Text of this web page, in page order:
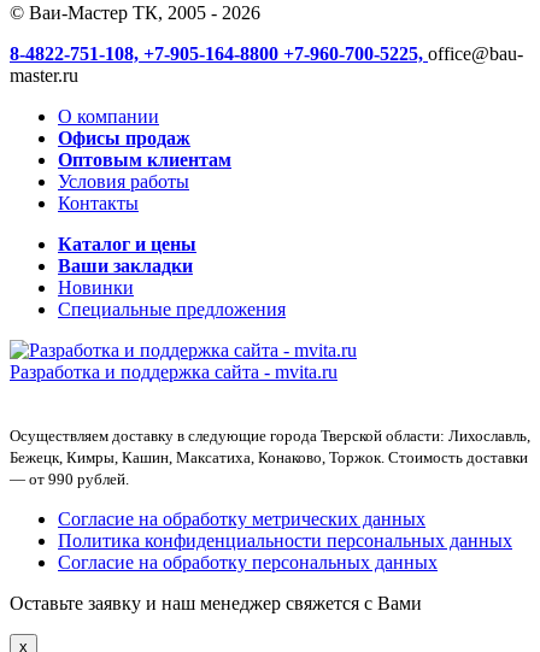
© Ваи-Мастер ТК, 2005 - 2026
8-4822-751-108, +7-905-164-8800 +7-960-700-5225, office@bau-
master.ru
О компании
Офисы продаж
Оптовым клиентам
Условия работы
Контакты
Каталог и цены
Ваши закладки
Новинки
Специальные предложения
Разработка и поддержка сайта - mvita.ru
Осуществляем доставку в следующие города Тверской области: Лихославль,
Бежецк, Кимры, Кашин, Максатиха, Конаково, Торжок. Стоимость доставки
— от 990 рублей.
Согласие на обработку метрических данных
Политика конфиденциальности персональных данных
Согласие на обработку персональных данных
Оставьте заявку и наш менеджер свяжется с Вами
x